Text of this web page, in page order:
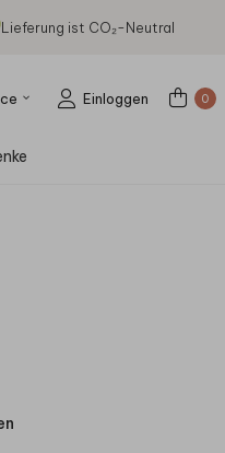
Lieferung ist CO₂-Neutral
Einloggen 0